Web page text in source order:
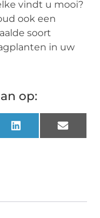
vindt u mooi?
ook een
soort
in uw
op:
LinkedIn Email